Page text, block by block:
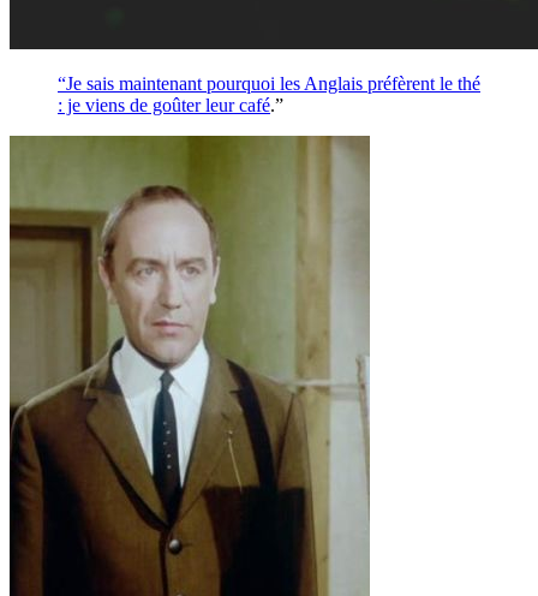
“Je sais maintenant pourquoi les Anglais préfèrent le thé
: je viens de goûter leurcafé.”